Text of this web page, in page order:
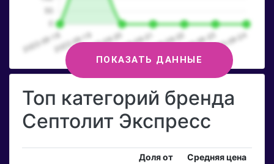
ПОКАЗАТЬ ДАННЫЕ
Топ категорий бренда
Септолит Экспресс
Доля от
Средняя цена